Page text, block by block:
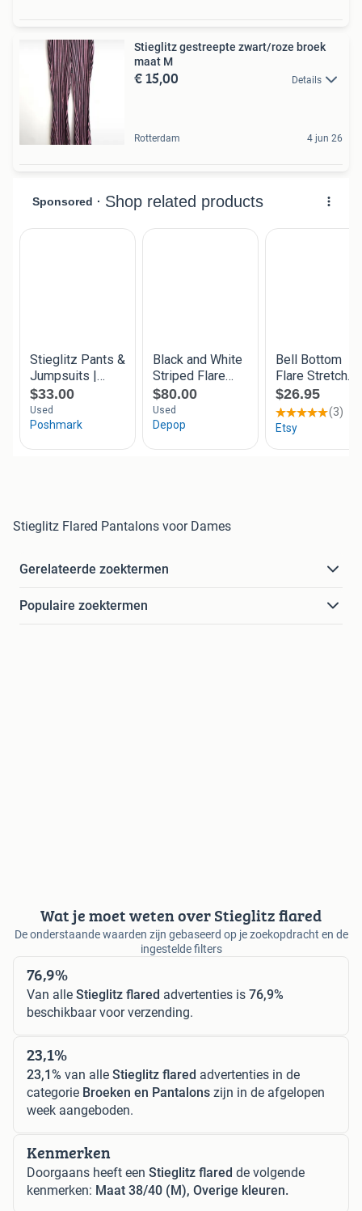
Stieglitz gestreepte zwart/roze broek
maat M
€ 15,00 Details
Rotterdam 4 jun 26
Stieglitz Flared Pantalons voor Dames
Gerelateerde zoektermen
Populaire zoektermen
Wat je moet weten over Stieglitz flared
De onderstaande waarden zijn gebaseerd op je zoekopdracht en de
ingestelde filters
76,9%
Van alle Stieglitz flared advertenties is 76,9%
beschikbaar voor verzending.
23,1%
23,1% van alle Stieglitz flared advertenties in de
categorie Broeken en Pantalons zijn in de afgelopen
week aangeboden.
Kenmerken
Doorgaans heeft een Stieglitz flared de volgende
kenmerken: Maat 38/40 (M), Overige kleuren.